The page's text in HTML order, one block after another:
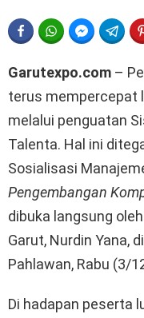
FACEBOOKWHATSAPP
Garutexpo.com –
terus mempercepat
melalui penguatan
Talenta. Hal ini
Sosialisasi
Pengembangan
dibuka langsung
Garut, Nurdin Yana,
Pahlawan, Rabu (3/
Di hadapan peserta